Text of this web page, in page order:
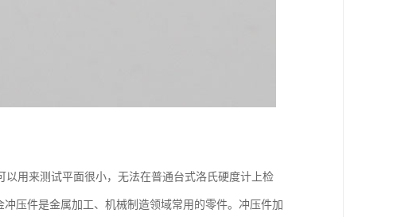
用来测试平面很小，无法在普通台式洛氏硬度计上检
压件是金属加工、机械制造领域常用的零件。冲压件加